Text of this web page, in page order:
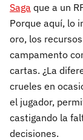
Saga que a un
Porque aquí, lo
oro, los
campamento
cartas. ¿La
crueles en
el jugador,
castigando la
decisiones.